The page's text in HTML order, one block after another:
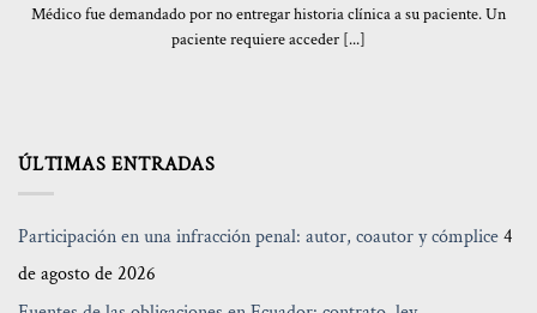
ÚLTIMAS ENTRADAS
Participación en una infracción penal: autor, coautor y cómplice4
de agosto de 2026
Médico fue demandado por no entregar historia clínica a su paciente. Un
paciente requiere acceder [...]